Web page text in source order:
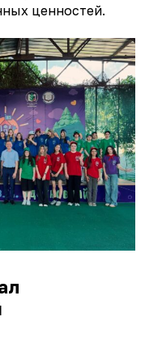
ценностей.